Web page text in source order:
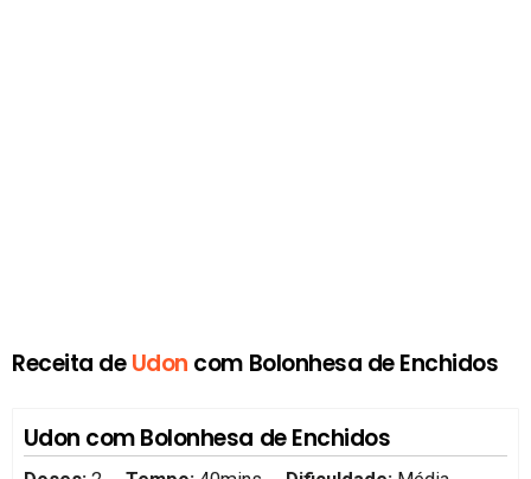
Receita deUdon com Bolonhesa de Enchidos
Udon com Bolonhesa de Enchidos